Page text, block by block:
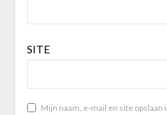
SITE
Mijn naam, e-mail en site